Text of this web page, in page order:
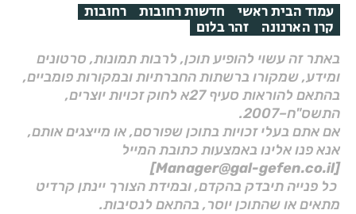
עמוד הבית ראשי חדשות רחובות רחובות
קרן הארנונה זהר בלום
באתר זה עשוי להופיע תוכן, לרבות תמונות, סרטונים
ומידע, שמקורו ברשתות החברתיות ובמקורות פומביים,
בהתאם להוראות סעיף 27א לחוק זכויות יוצרים,
התשס"ח–2007.
אם אתם בעלי זכויות בתוכן שפורסם, או מייצגים אותם,
אנא פנו אלינו באמצעות כתובת המייל
[Manager@gal-gefen.co.il]
כל פנייה תיבדק בהקדם, ובמידת הצורך יינתן קרדיט
מתאים או שהתוכן יוסר, בהתאם לנסיבות.